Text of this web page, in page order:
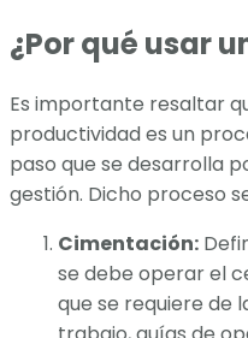
¿Por qué usar
Es importante resaltar
productividad es un
paso que se desarrolla
gestión. Dicho proceso
Cimentación:
se debe operar el
que se requiere de